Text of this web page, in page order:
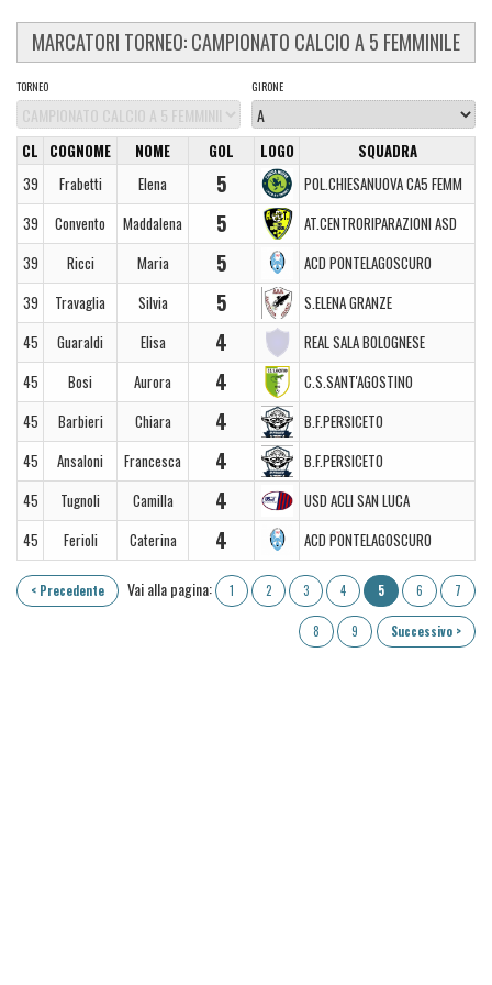
MARCATORI TORNEO: CAMPIONATO CALCIO A 5 FEMMINILE
TORNEO GIRONE
CL COGNOME NOME GOL LOGO
SQUADRA
39
Frabetti Elena 5
POL.CHIESANUOVA CA5 FEMM
39
Convento Maddalena 5
AT.CENTRORIPARAZIONI ASD
39
Ricci Maria 5
ACD PONTELAGOSCURO
39
Travaglia Silvia 5
S.ELENA GRANZE
45
Guaraldi Elisa 4
REAL SALA BOLOGNESE
45
Bosi Aurora 4
C.S.SANT'AGOSTINO
45
Barbieri Chiara 4
B.F.PERSICETO
45
Ansaloni Francesca 4
B.F.PERSICETO
45
Tugnoli Camilla 4
USD ACLI SAN LUCA
45
Ferioli Caterina 4 ACD PONTELAGOSCURO
Vai alla pagina:
< Precedente 1 2 3 4 5 6 7
8 9 Successivo >